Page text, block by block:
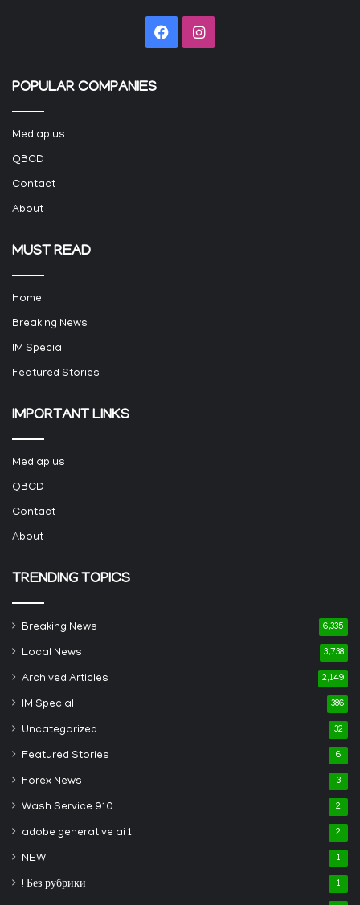
FacebookInstagram
POPULAR COMPANIES
Mediaplus
QBCD
Contact
About
MUST READ
Home
Breaking News
IM Special
Featured Stories
IMPORTANT LINKS
Mediaplus
QBCD
Contact
About
TRENDING TOPICS
Breaking News 6,335
Local News 3,738
Archived Articles 2,149
IM Special 386
Uncategorized 32
Featured Stories 6
Forex News 3
Wash Service 910 2
adobe generative ai 1 2
NEW 1
! Без рубрики 1